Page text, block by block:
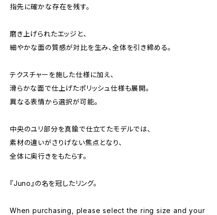
指先に確かな存在を残す。
磨き上げられたエッジと、
細やかな面の質感が対比を生み、全体を引き締める。
テクスチャーを施した仕様に加え、
滑らかな面で仕上げたポリッシュ仕様も展開。
異なる表情から選択が可能。
中央のユリ部分を真鍮で仕立てたモデルでは、
素材の違いがさりげない焦点となり、
全体に奥行きをもたらす。
『Juno』の名を冠したリング。
When purchasing, please select the ring size and your